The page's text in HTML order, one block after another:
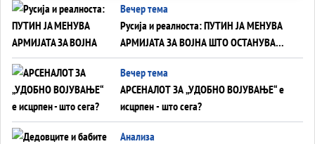
Вечер тема
Русија и реалноста: ПУТИН ЈА МЕНУВА
АРМИЈАТА ЗА ВОЈНА ШТО ОСТАНУВА
БЕЗ ФРОНТ
Вечер тема
АРСЕНАЛОТ ЗА „УДОБНО ВОЈУВАЊЕ“ е
исцрпен - што сега?
Анализа